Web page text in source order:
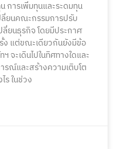
การเพิ่มทุนและระดมทุน
ลี่ยนคณะกรรมการปรับ
ลี่ยนธุรกิจ โดยมีประกาศ
ง แต่ขณะเดียวกันยังมีข้อ
จะเดินไปในทิศทางใดและ
ณ์และสร้างความเติบโต
ร ในช่วง